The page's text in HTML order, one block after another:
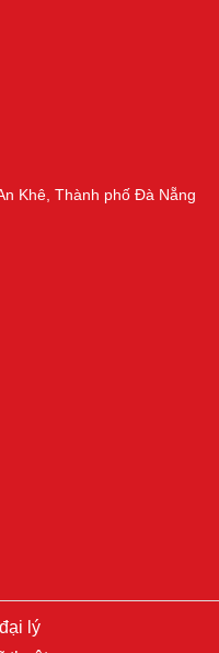
Khê, Thành phố Đà Nẵng
lý